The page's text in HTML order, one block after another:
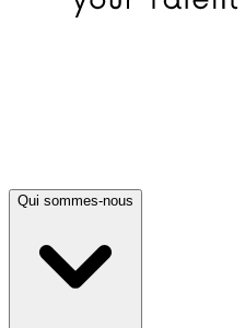
Qui sommes-nous